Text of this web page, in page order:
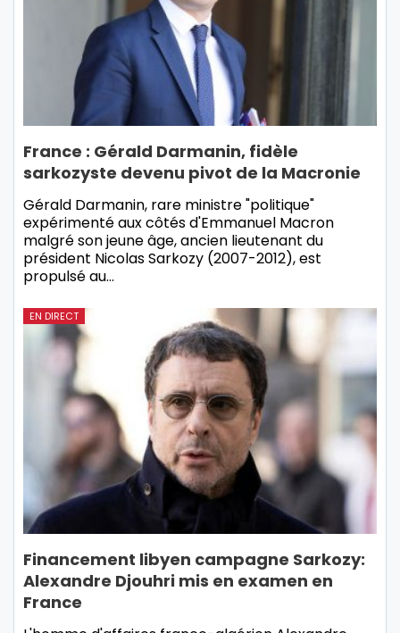
France : Gérald Darmanin, fidèle
sarkozyste devenu pivot de la Macronie
Gérald Darmanin, rare ministre "politique"
expérimenté aux côtés d'Emmanuel Macron
malgré son jeune âge, ancien lieutenant du
président Nicolas Sarkozy (2007-2012), est
propulsé au…
EN DIRECT
Financement libyen campagne Sarkozy:
Alexandre Djouhri mis en examen en
France